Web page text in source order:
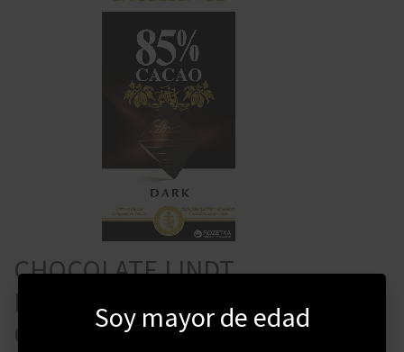
CHOCOLATE LINDT
EXCELLENCE 85% CACAO 100
GRAMOS
Soy mayor de edad